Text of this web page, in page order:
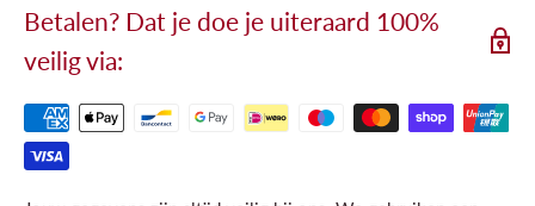
Betalen? Dat je doe je uiteraard 100%
veilig via: